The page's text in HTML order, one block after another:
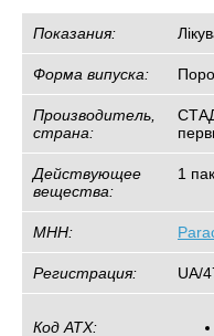
Показания:
Форма випуска:
Производитель,
страна:
Действующее
вещества:
1
МНН:
Регистрация: UA/
Код АТХ: